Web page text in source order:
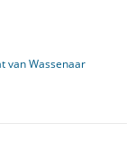
van Wassenaar